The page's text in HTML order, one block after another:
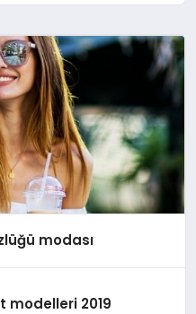
modası
modelleri 2019